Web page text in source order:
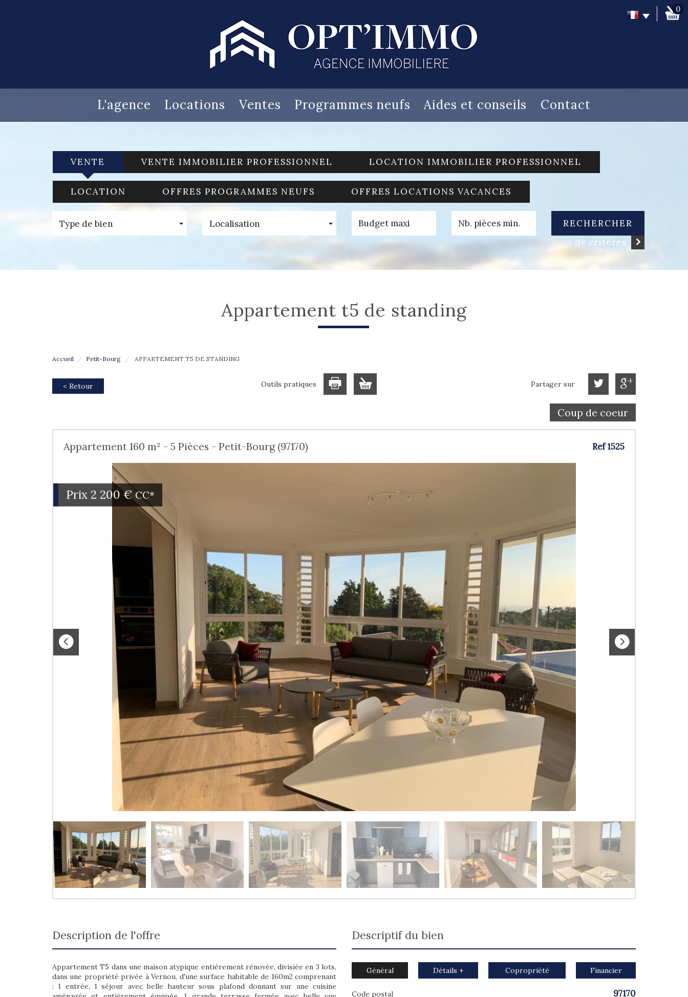
0
L'agence Locations Ventes Programmes neufs Aides et conseils Contact
VENTE VENTE IMMOBILIER PROFESSIONNEL LOCATION IMMOBILIER PROFESSIONNEL
LOCATION OFFRES PROGRAMMES NEUFS OFFRES LOCATIONS VACANCES
Type de bien Localisation
RECHERCHER
+ de critères
appartement t5 de standing
Accueil Petit-Bourg APPARTEMENT T5 DE STANDING
< Retour Outils pratiques Partager sur
Coup de coeur
Appartement 160 m² - 5 Pièces - Petit-Bourg (97170) Ref 1525
Prix 2 200 €CC*
description de l'offre
Appartement T5 dans une maison atypique entièrement rénovée, divisiée en 3 lots,
dans une propriété privée à Vernou, d'une surface habitable de 160m2 comprenant
: 1 entrée, 1 séjour avec belle hauteur sous plafond donnant sur une cuisine
descriptif du bien
Général Détails + Copropriété Financier
Code postal 97170